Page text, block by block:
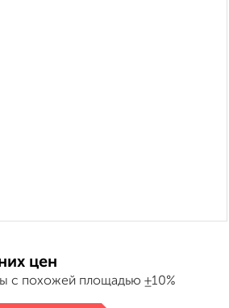
цен
с похожей площадью ±10%